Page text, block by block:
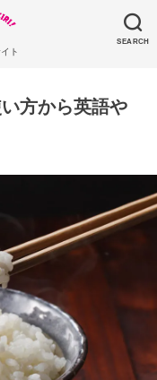
SEARCH
ト
方から英語や